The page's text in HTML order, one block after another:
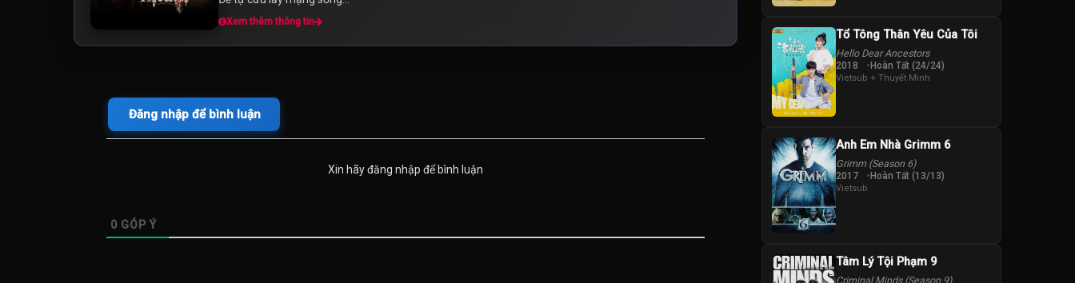
Xem thêm thông tin
Đăng nhập để bình luận
Xin hãy đăng nhập để bình luận
0 GÓP Ý
Tổ Tông Thân Yêu Của Tôi
Hello Dear Ancestors
2018 Hoàn Tất (24/24)
Vietsub + Thuyết Minh
Anh Em Nhà Grimm 6
Grimm (Season 6)
2017 Hoàn Tất (13/13)
Vietsub
Tâm Lý Tội Phạm 9
Criminal Minds (Season 9)